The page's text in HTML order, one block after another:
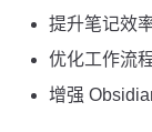
提升笔记效
优化工作流
增强